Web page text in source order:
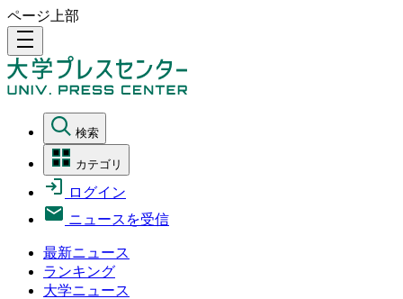
ページ上部
density_medium
検索
カテゴリ
ログイン
ニュースを受信
最新ニュース
ランキング
大学ニュース